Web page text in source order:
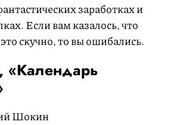
заработках и
Если вам казалось, что
скучно, то вы ошибались.
«Календарь
Шокин